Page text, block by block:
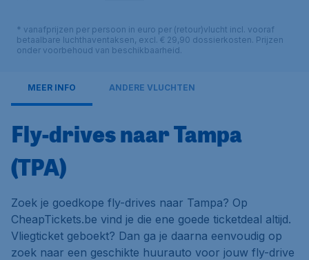
* vanafprijzen per persoon in euro per (retour)vlucht incl. vooraf
betaalbare luchthaventaksen, excl. € 29,90 dossierkosten. Prijzen
onder voorbehoud van beschikbaarheid.
MEER INFO ANDERE VLUCHTEN
Fly-drives naar Tampa
(TPA)
Zoek je goedkope fly-drives naar Tampa? Op
CheapTickets.be vind je die ene goede ticketdeal altijd.
Vliegticket geboekt? Dan ga je daarna eenvoudig op
zoek naar een geschikte huurauto voor jouw fly-drive